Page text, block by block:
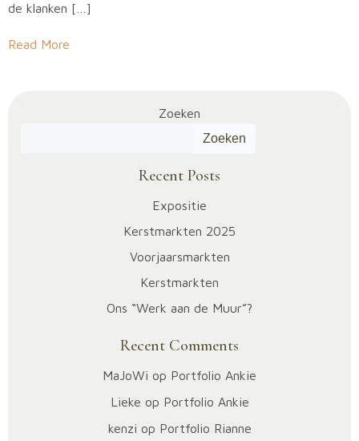
de klanken […]
Read More
Zoeken
Zoeken
Recent Posts
Expositie
Kerstmarkten 2025
Voorjaarsmarkten
Kerstmarkten
Ons “Werk aan de Muur”?
Recent Comments
MaJoWi op Portfolio Ankie
Lieke op Portfolio Ankie
kenzi op Portfolio Rianne